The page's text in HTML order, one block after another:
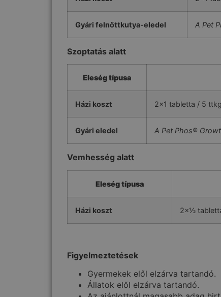
Gyári felnőttkutya-eledel A Pet
Szoptatás alatt
Eleség típusa
Házi koszt 2×1 tabletta / 5 ttkg
Gyári eledel A Pet Phos®
Vemhesség alatt
Eleség típusa
Házi koszt 2×½
Figyelmeztetések
Gyermekek elől elzárva tartandó.
Állatok elől elzárva tartandó.